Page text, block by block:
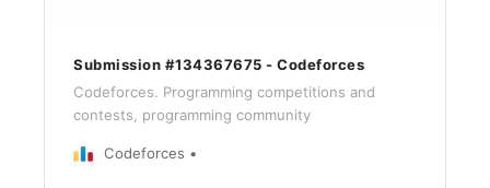
Submission #134367675 - Codeforces
Codeforces. Programming competitions and
contests, programming community
Codeforces